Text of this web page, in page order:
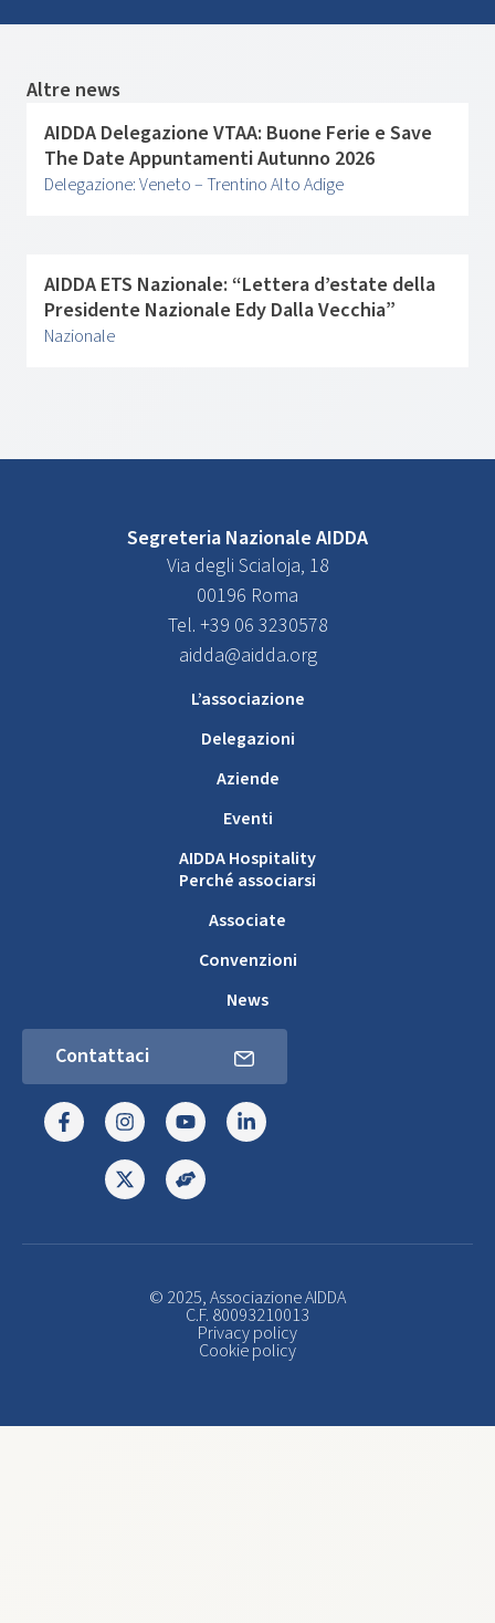
Altre news
AIDDA Delegazione VTAA: Buone Ferie e Save
The Date Appuntamenti Autunno 2026
Delegazione: Veneto – Trentino Alto Adige
AIDDA ETS Nazionale: “Lettera d’estate della
Presidente Nazionale Edy Dalla Vecchia”
Nazionale
Segreteria Nazionale AIDDA
Via degli Scialoja, 18
00196 Roma
Tel. +39 06 3230578
aidda@aidda.org
L’associazione
Delegazioni
Aziende
Eventi
AIDDA Hospitality
Perché associarsi
Associate
Convenzioni
News
Contattaci
© 2025, Associazione AIDDA
C.F. 80093210013
Privacy policy
Cookie policy